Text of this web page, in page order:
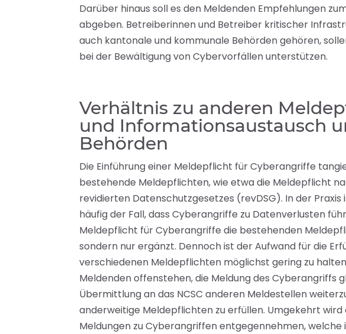
Darüber hinaus soll es den Meldenden Empfehlungen
abgeben. Betreiberinnen und Betreiber kritischer
auch kantonale und kommunale Behörden gehören,
bei der Bewältigung von Cybervorfällen unterstützen.
Verhältnis zu anderen
und Informationsaustausch
Behörden
Die Einführung einer Meldepflicht für Cyberangriffe
bestehende Meldepflichten, wie etwa die Meldepflicht
revidierten Datenschutzgesetzes (revDSG). In der Praxis
häufig der Fall, dass Cyberangriffe zu Datenverlusten
Meldepflicht für Cyberangriffe die bestehenden
sondern nur ergänzt. Dennoch ist der Aufwand für die
verschiedenen Meldepflichten möglichst gering zu
Meldenden offenstehen, die Meldung des Cyberangriffs
Übermittlung an das NCSC anderen Meldestellen
anderweitige Meldepflichten zu erfüllen. Umgekehrt wird
Meldungen zu Cyberangriffen entgegennehmen, welche